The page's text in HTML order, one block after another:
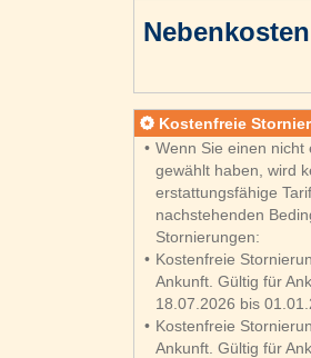
Nebenkosten
Kostenfreie
Wenn Sie einen nicht
gewählt haben, wird
erstattungsfähige
nachstehenden
Stornierungen:
Kostenfreie
Ankunft. Gültig für
18.07.2026 bis
Kostenfreie
Ankunft. Gültig für